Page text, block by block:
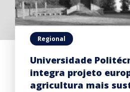
Regional
Universidade
integra projeto
agricultura mais